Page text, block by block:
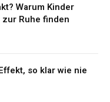
Warum Kinder
Ruhe finden
so klar wie nie